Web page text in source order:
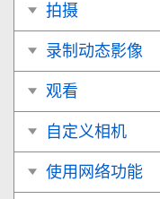
拍摄
录制动态影像
观看
自定义相机
使用网络功能